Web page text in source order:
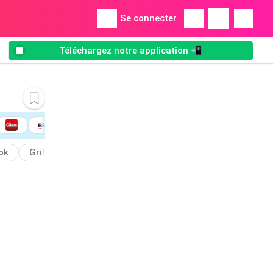
Se connecter
Téléchargez notre application 📲
Grill